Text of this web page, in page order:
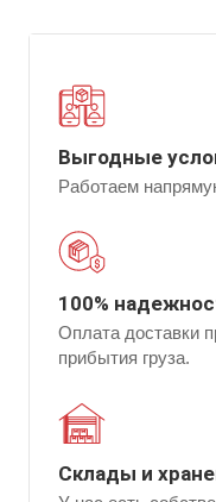
Выгодные
Работаем
100%
Оплата доставки
прибытия груза.
Склады и